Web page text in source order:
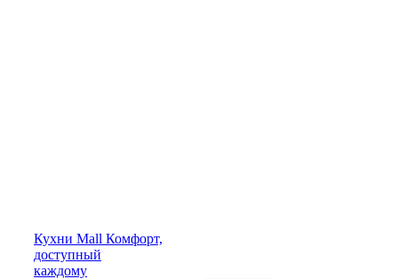
Кухни Mall Комфорт,
доступный
каждому